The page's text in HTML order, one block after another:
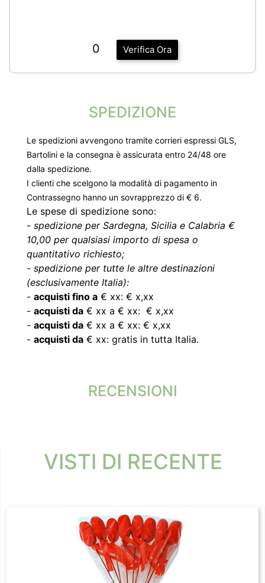
Verifica Ora
0
SPEDIZIONE
Le spedizioni avvengono tramite corrieri espressi GLS,
Bartolini e la consegna è assicurata entro 24/48 ore
dalla spedizione.
I clienti che scelgono la modalità di pagamento in
Contrassegno hanno un sovrapprezzo di € 6.
Le spese di spedizione sono:
- spedizione per Sardegna, Sicilia e Calabria €
10,00 per qualsiasi importo di spesa o
quantitativo richiesto;
- spedizione per tutte le altre destinazioni
(esclusivamente Italia):
- acquisti fino a € xx: € x,xx
- acquisti da € xx a € xx: € x,xx
- acquisti da € xx a € xx: € x,xx
- acquisti da € xx: gratis in tutta Italia.
RECENSIONI
VISTI DI RECENTE